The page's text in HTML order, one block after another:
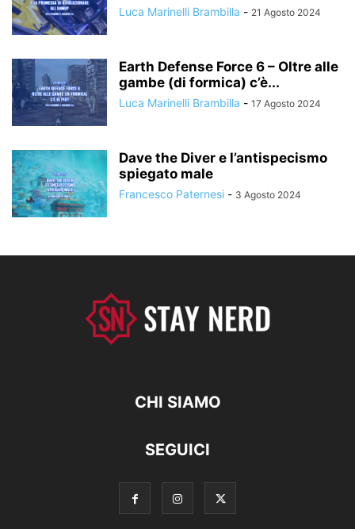
Luca Marinelli Brambilla - 21 Agosto 2024
Earth Defense Force 6 – Oltre alle
gambe (di formica) c’è...
Luca Marinelli Brambilla - 17 Agosto 2024
Dave the Diver e l’antispecismo
spiegato male
Francesco Paternesi - 3 Agosto 2024
CHI SIAMO
SEGUICI